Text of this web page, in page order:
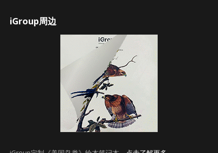
iGroup周边